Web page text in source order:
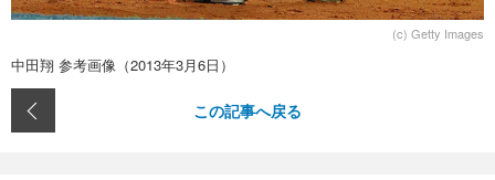
(c) Getty Images
中田翔 参考画像（2013年3月6日）
この記事へ戻る